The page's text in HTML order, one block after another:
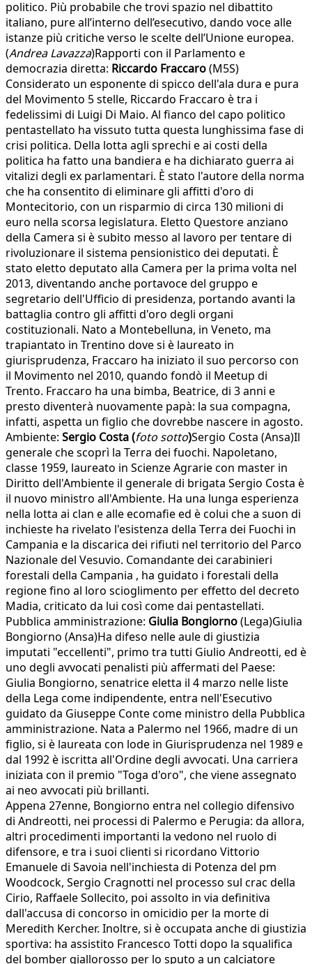
politico. Più probabile che trovi spazio nel dibattito
italiano, pure all’interno dell’esecutivo, dando voce alle
istanze più critiche verso le scelte dell’Unione europea.
(Andrea Lavazza)Rapporti con il Parlamento e
democrazia diretta: Riccardo Fraccaro(M5S)
Considerato un esponente di spicco dell'ala dura e pura
del Movimento 5 stelle, Riccardo Fraccaro è tra i
fedelissimi di Luigi Di Maio. Al fianco del capo politico
pentastellato ha vissuto tutta questa lunghissima fase di
crisi politica. Della lotta agli sprechi e ai costi della
politica ha fatto una bandiera e ha dichiarato guerra ai
vitalizi degli ex parlamentari. È stato l'autore della norma
che ha consentito di eliminare gli affitti d'oro di
Montecitorio, con un risparmio di circa 130 milioni di
euro nella scorsa legislatura. Eletto Questore anziano
della Camera si è subito messo al lavoro per tentare di
rivoluzionare il sistema pensionistico dei deputati. È
stato eletto deputato alla Camera per la prima volta nel
2013, diventando anche portavoce del gruppo e
segretario dell'Ufficio di presidenza, portando avanti la
battaglia contro gli affitti d'oro degli organi
costituzionali. Nato a Montebelluna, in Veneto, ma
trapiantato in Trentino dove si è laureato in
giurisprudenza, Fraccaro ha iniziato il suo percorso con
il Movimento nel 2010, quando fondò il Meetup di
Trento. Fraccaro ha una bimba, Beatrice, di 3 anni e
presto diventerà nuovamente papà: la sua compagna,
infatti, aspetta un figlio che dovrebbe nascere in agosto.
Ambiente: Sergio Costa (foto sotto)Sergio Costa (Ansa)Il
generale che scoprì la Terra dei fuochi. Napoletano,
classe 1959, laureato in Scienze Agrarie con master in
Diritto dell'Ambiente il generale di brigata Sergio Costa è
il nuovo ministro all'Ambiente. Ha una lunga esperienza
nella lotta ai clan e alle ecomafie ed è colui che a suon di
inchieste ha rivelato l'esistenza della Terra dei Fuochi in
Campania e la discarica dei rifiuti nel territorio del Parco
Nazionale del Vesuvio. Comandante dei carabinieri
forestali della Campania , ha guidato i forestali della
regione fino al loro scioglimento per effetto del decreto
Madia, criticato da lui così come dai pentastellati.
Pubblica amministrazione: Giulia Bongiorno(Lega)Giulia
Bongiorno (Ansa)Ha difeso nelle aule di giustizia
imputati "eccellenti", primo tra tutti Giulio Andreotti, ed è
uno degli avvocati penalisti più affermati del Paese:
Giulia Bongiorno, senatrice eletta il 4 marzo nelle liste
della Lega come indipendente, entra nell'Esecutivo
guidato da Giuseppe Conte come ministro della Pubblica
amministrazione. Nata a Palermo nel 1966, madre di un
figlio, si è laureata con lode in Giurisprudenza nel 1989 e
dal 1992 è iscritta all'Ordine degli avvocati. Una carriera
iniziata con il premio "Toga d'oro", che viene assegnato
ai neo avvocati più brillanti.
Appena 27enne, Bongiorno entra nel collegio difensivo
di Andreotti, nei processi di Palermo e Perugia: da allora,
altri procedimenti importanti la vedono nel ruolo di
difensore, e tra i suoi clienti si ricordano Vittorio
Emanuele di Savoia nell'inchiesta di Potenza del pm
Woodcock, Sergio Cragnotti nel processo sul crac della
Cirio, Raffaele Sollecito, poi assolto in via definitiva
dall'accusa di concorso in omicidio per la morte di
Meredith Kercher. Inoltre, si è occupata anche di giustizia
sportiva: ha assistito Francesco Totti dopo la squalifica
del bomber giallorosso per lo sputo a un calciatore